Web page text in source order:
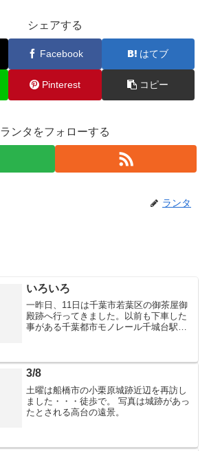
シェアする
Facebook はてブ
Pinterest コピー
ランタをフォローする
ランタ
いろいろ
一昨日、11日は千葉市若葉区の御茶屋御
殿跡へ行ってきました。以前も下車した
事がある千葉都市モノレール千城台駅か
り、グスクみちなどの...
3/8
土曜は船橋市の小栗原城跡近辺を再訪し
ました・・・徒歩で。 写真は城跡があっ
たとされる高台の遠景。